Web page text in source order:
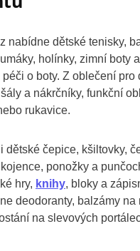
nabídne dětské tenisky,
holínky, zimní
o boty. Z oblečení
a nákrčníky, funkční
rukavice.
čepice, kšiltovky,
ponožky a
hry, knihy, bloky a
deodoranty, balzámy
na slevových